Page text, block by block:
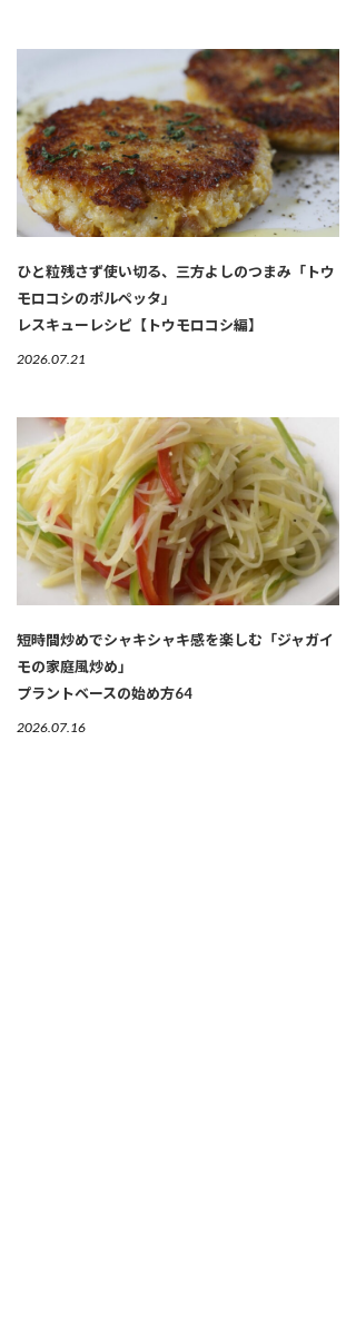
ひと粒残さず使い切る、三方よしのつまみ「トウ
モロコシのポルペッタ」
レスキューレシピ【トウモロコシ編】
2026.07.21
短時間炒めでシャキシャキ感を楽しむ「ジャガイ
モの家庭風炒め」
プラントベースの始め方64
2026.07.16